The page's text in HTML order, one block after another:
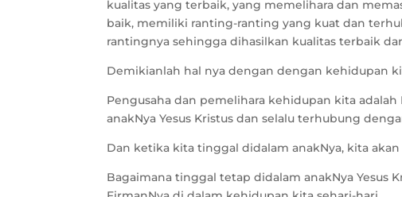
kualitas yang terbaik, yang memelihara dan
baik, memiliki ranting-ranting yang kuat dan
rantingnya sehingga dihasilkan kualitas terbaik
Demikianlah hal nya dengan dengan kehidupan
Pengusaha dan pemelihara kehidupan kita
anakNya Yesus Kristus dan selalu terhubung
Dan ketika kita tinggal didalam anakNya, kita
Bagaimana tinggal tetap didalam anakNya Yesus